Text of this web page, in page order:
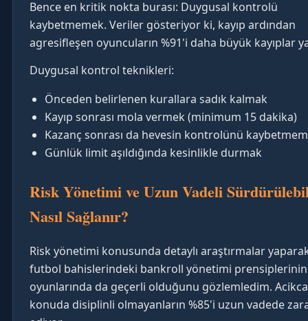
Bence en kritik nokta burası: Duygusal kontrolü
kaybetmemek. Veriler gösteriyor ki, kayıp ardından
agresifleşen oyuncuların %91'i daha büyük kayıplar
Duygusal kontrol teknikleri:
Önceden belirlenen kurallara sadık kalmak
Kayıp sonrası mola vermek (minimum 15 dakika)
Kazanç sonrası da hevesin kontrolünü
Günlük limit aşıldığında kesinlikle durmak
Risk Yönetimi ve Uzun Vadeli
Nasıl Sağlanır?
Risk yönetimi konusunda detaylı araştırmalar
futbol bahislerindeki bankroll yönetimi
oyunlarında da geçerli olduğunu gözlemledim.
konuda disiplinli olmayanların %85'i uzun vadede